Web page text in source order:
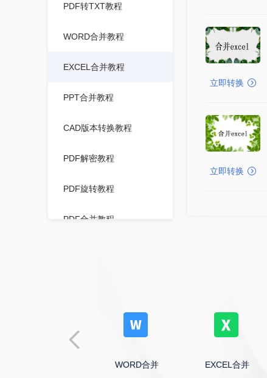
PDF转TXT教程
WORD合并教程
EXCEL合并教程
PPT合并教程
CAD版本转换教程
PDF解密教程
PDF旋转教程
PDF合并教程
XPS转PDF教程
立即转换
立即转换
WORD合并 EXCEL合并